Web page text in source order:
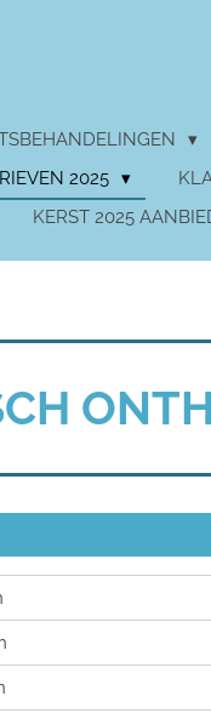
2025
KERST 2025